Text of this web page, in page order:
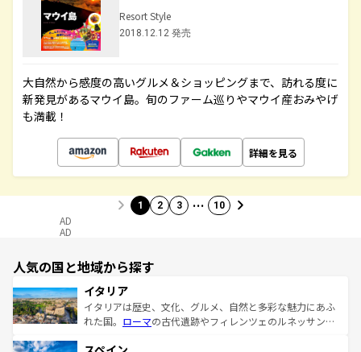
Resort Style
2018.12.12 発売
大自然から感度の高いグルメ＆ショッピングまで、訪れる度に
新発見があるマウイ島。旬のファーム巡りやマウイ産おみやげ
も満載！
詳細を見る
1 2 3 … 10
AD
AD
人気の国と地域から探す
イタリア
イタリアは歴史、文化、グルメ、自然と多彩な魅力にあふ
れた国。 ローマの古代遺跡やフィレンツェのルネッサンス